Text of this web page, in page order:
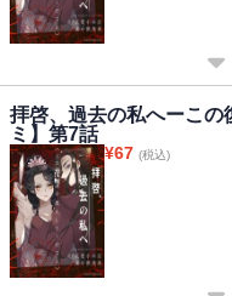
拝啓、過去の私へーこの
ミ】第7話
¥67 (税込)